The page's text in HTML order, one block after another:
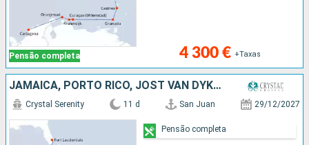
Pensão completa 4 300 € +Taxas
JAMAICA, PORTO RICO, JOST VAN DYKE, REPÚBLICA DOMINICANA, ESTADOS UNIDOS, TORTOLA, CARAIBAS - MEXICO, SANTA LÚCIA, CAIMÃO (ILHAS)
Crystal Serenity 11 d San Juan 29/12/2027
Pensão completa